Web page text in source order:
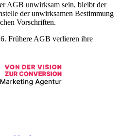
AGB unwirksam sein, bleibt der
der unwirksamen Bestimmung
Vorschriften.
Frühere AGB verlieren ihre